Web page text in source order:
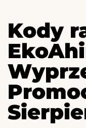
Kody